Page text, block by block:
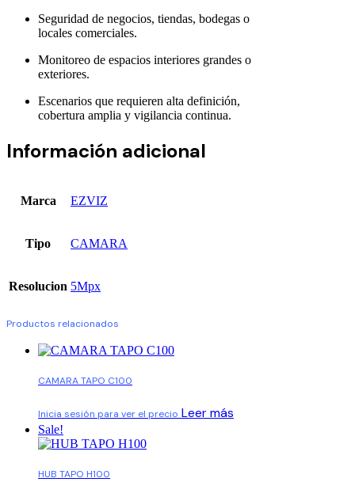
Seguridad de negocios, tiendas, bodegas o
locales comerciales.
Monitoreo de espacios interiores grandes o
exteriores.
Escenarios que requieren alta definición,
cobertura amplia y vigilancia continua.
Información adicional
Marca EZVIZ
Tipo CAMARA
Resolucion 5Mpx
Productos relacionados
CAMARA TAPO C100
Inicia sesión para ver el precio Leer más
Sale!
HUB TAPO H100